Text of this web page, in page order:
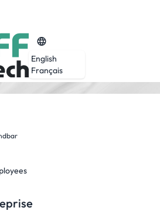
English
Français